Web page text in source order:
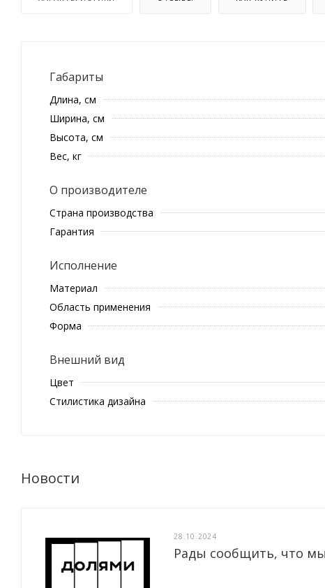
Габариты
Длина, см
Ширина, см
Высота, см
Вес, кг
О производителе
Страна производства
Гарантия
Исполнение
Материал
Область применения
Форма
Внешний вид
Цвет
Стилистика дизайна
Новости
28.10.2024
Рады сообщить, что